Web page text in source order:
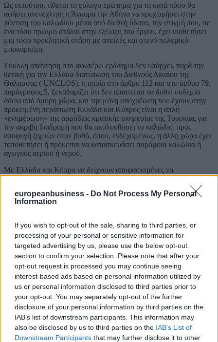
europeanbusiness - Do Not Process My Personal
Information
If you wish to opt-out of the sale, sharing to third parties, or
processing of your personal or sensitive information for
targeted advertising by us, please use the below opt-out
section to confirm your selection. Please note that after your
opt-out request is processed you may continue seeing
interest-based ads based on personal information utilized by
us or personal information disclosed to third parties prior to
your opt-out. You may separately opt-out of the further
disclosure of your personal information by third parties on the
IAB’s list of downstream participants. This information may
also be disclosed by us to third parties on the IAB’s List of
Downstream Participants that may further disclose it to other
Ως εκτούτου, τίθεται το εύλογο ερώτημα για το κατά πόσο θα
αφήσει ανενόχλητη η Άγκυρα την Αθήνα να προχωρήσει στην
πόντιση του καλωδίου μέσα από διεθνή ύδατα, την στιγμή που, σε
ένα τόσο πρώιμο στάδιο στην εξέλιξη του έργου, έχει υιοθετήσει
μια τόσο προκλητική στάση με απειλές και στενό πολεμικό
μαρκάρισμα.
Εύκολη απάντηση στο ανωτέρω ερώτημα δεν υπάρχει, παρά την
θετική για την Ελλάδα διατύπωση του Διεθνούς Δικαίου της
Θάλασσας ( UNCLOS), η οποία στο άρθρο 112 και στο άρθρο 79,
παράγραφος 5, ξεκαθαρίζει ότι δεν απαιτείται να δοθεί ουδεμία
άδεια από όμορη χώρα, και την μόνη υποχρέωση που έχουν στην
προκειμένη περίπτωση Ελλάδα και Κύπρος είναι η απλή
«ενημέρωση» της αρμόδιας κρατικής υπηρεσίας της Τουρκίας για
την ακριβή διαδρομή που θα ακολουθήσει το καλώδιο, προς
αποφυγή ζημιών στον βυθό, όπου, ενδεχομένως, η άλλη χώρα έχει
τοποθετήσει ή πρόκειται να κατασκευάσει παρόμοια καλώδια ή
αγωγούς αερίου ή νερού.
Με Ελλάδα και Κύπρο να δείχνουν αποφασισμένες να
προχωρήσουν την τόσο απαραίτητη ηλεκτρική διασύνδεση τους -
κάτι που υποστηρίζεται έμπρακτα από την ΕΕ - το έργο του GSI
προώρισται να αποτελέσει ένα είδος crashtest για την δυνατότητα
Ελλάδας -Κύπρου να ασκήσουν τα κυριαρχικά τους δικαιώματα
Ένας ακόμα λόγος που η Ελλάδα οφείλει να ανακηρύξει ΑΟΖ,
έστω έμμεσα, καταθέτοντας συντεταγμένες στο πλαίσιο του
Ευρωπαϊκού θαλάσσιου χωροταξικού σχεδίου με ταυτόχρονη
ανάρτηση χάρτη, έτσι ώστε όλοι εντός και εκτός Ευρώπης να
γνωρίζουν τα εξωτερικά όρια της Ελληνικής ΑΟΖ. Κάτι που η
Κύπρος το έπραξε ήδη, παρά την Τουρκική κατοχή του 1/3 των
ΔΙΑΒΑΣΤΕ ΑΚΟΜΗ